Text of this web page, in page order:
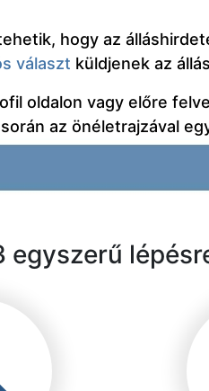
hogy az
választ küldjenek az
oldalon vagy előre
az önéletrajzával
egyszerű